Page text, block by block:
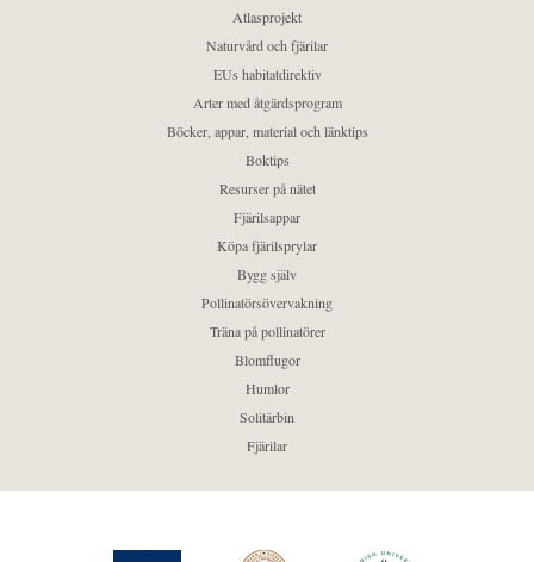
Atlasprojekt
Naturvård och fjärilar
EUs habitatdirektiv
Arter med åtgärdsprogram
Böcker, appar, material och länktips
Boktips
Resurser på nätet
Fjärilsappar
Köpa fjärilsprylar
Bygg själv
Pollinatörsövervakning
Träna på pollinatörer
Blomflugor
Humlor
Solitärbin
Fjärilar